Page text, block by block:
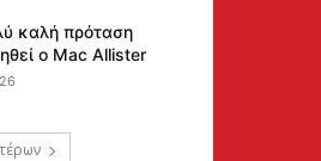
καλή πρόταση
ο Mac Allister